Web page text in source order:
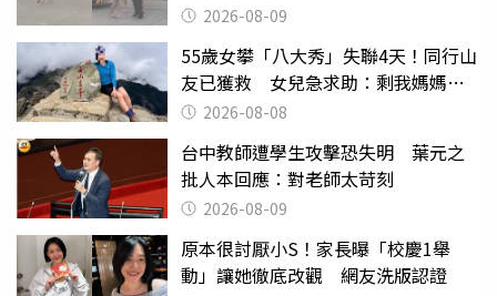
2026-08-09
55歲女攀「八大秀」失聯4天！同行山
友已獲救 女兒急求助：剩我媽媽還
沒找到
2026-08-08
台中教師遭學生攻擊恐失明 葉元之
批人本回應：對老師太苛刻
2026-08-09
原本很討厭小S！家長曝「校慶1舉
動」讓她徹底改觀 網友洗版認證